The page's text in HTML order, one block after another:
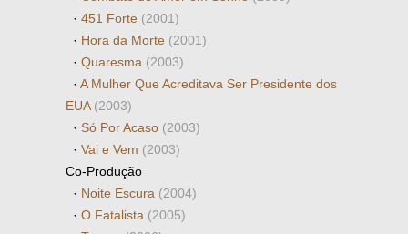
· 451 Forte (2001)
· Hora da Morte (2001)
· Quaresma (2003)
· A Mulher Que Acreditava Ser Presidente dos
EUA (2003)
· Só Por Acaso (2003)
· Vai e Vem (2003)
Co-Produção
· Noite Escura (2004)
· O Fatalista (2005)